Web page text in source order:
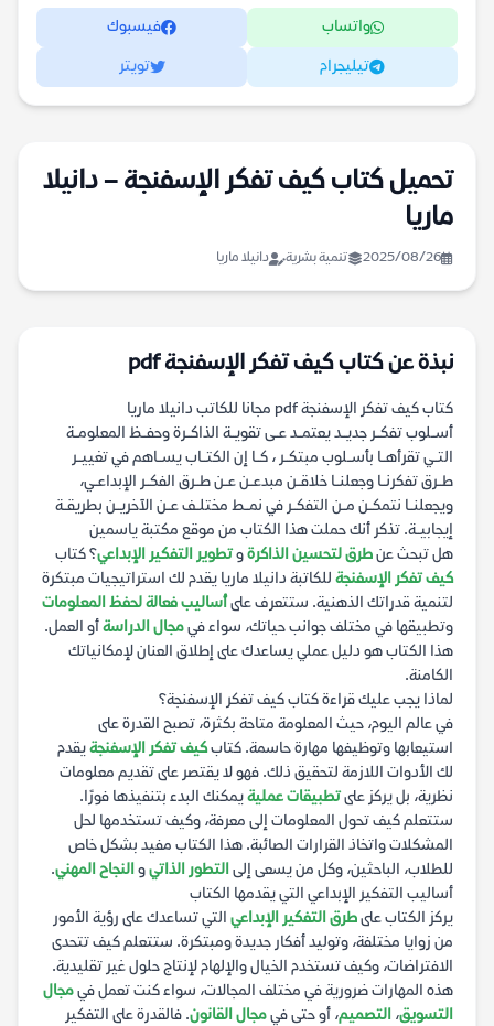
واتساب فيسبوك
تيليجرام تويتر
تحميل كتاب كيف تفكر الإسفنجة – دانيلا
ماريا
2025/08/26 تنمية بشرية دانيلا ماريا
نبذة عن كتاب كيف تفكر الإسفنجة pdf
كتاب كيف تفكر الإسفنجة pdf مجانا للكاتب دانيلا ماريا
أســلوب تفكــر جديــد يعتمــد عــى تقويــة الذاكــرة وحفــظ المعلومــة
التــي تقرأهــا بأســلوب مبتكــر ، كــا إن الكتــاب يســاهم في تغييــر
طــرق تفكرنــا وجعلنــا خلاقــن مبدعــن عــن طــرق الفكــر الإبداعــي،
ويجعلنــا نتمكــن مــن التفكــر في نمــط مختلــف عــن الآخريــن بطريقــة
إيجابيــة. تذكر أنك حملت هذا الكتاب من موقع مكتبة ياسمين
هل تبحث عنطرق لتحسين الذاكرةوتطوير التفكير الإبداعي؟ كتاب
كيف تفكر الإسفنجة للكاتبة دانيلا ماريا يقدم لك استراتيجيات مبتكرة
لتنمية قدراتك الذهنية. ستتعرف علىأساليب فعالة لحفظ المعلومات
وتطبيقها في مختلف جوانب حياتك، سواء فيمجال الدراسةأو العمل.
هذا الكتاب هو دليل عملي يساعدك على إطلاق العنان لإمكانياتك
الكامنة.
لماذا يجب عليك قراءة كتاب كيف تفكر الإسفنجة؟
في عالم اليوم، حيث المعلومة متاحة بكثرة، تصبح القدرة على
استيعابها وتوظيفها مهارة حاسمة. كتابكيف تفكر الإسفنجةيقدم
لك الأدوات اللازمة لتحقيق ذلك. فهو لا يقتصر على تقديم معلومات
نظرية، بل يركز علىتطبيقات عمليةيمكنك البدء بتنفيذها فورًا.
ستتعلم كيف تحول المعلومات إلى معرفة، وكيف تستخدمها لحل
المشكلات واتخاذ القرارات الصائبة. هذا الكتاب مفيد بشكل خاص
للطلاب، الباحثين، وكل من يسعى إلىالتطور الذاتيوالنجاح المهني.
أساليب التفكير الإبداعي التي يقدمها الكتاب
يركز الكتاب علىطرق التفكير الإبداعي التي تساعدك على رؤية الأمور
من زوايا مختلفة، وتوليد أفكار جديدة ومبتكرة. ستتعلم كيف تتحدى
الافتراضات، وكيف تستخدم الخيال والإلهام لإنتاج حلول غير تقليدية.
هذه المهارات ضرورية في مختلف المجالات، سواء كنت تعمل فيمجال
التسويق، التصميم، أو حتى فيمجال القانون. فالقدرة على التفكير